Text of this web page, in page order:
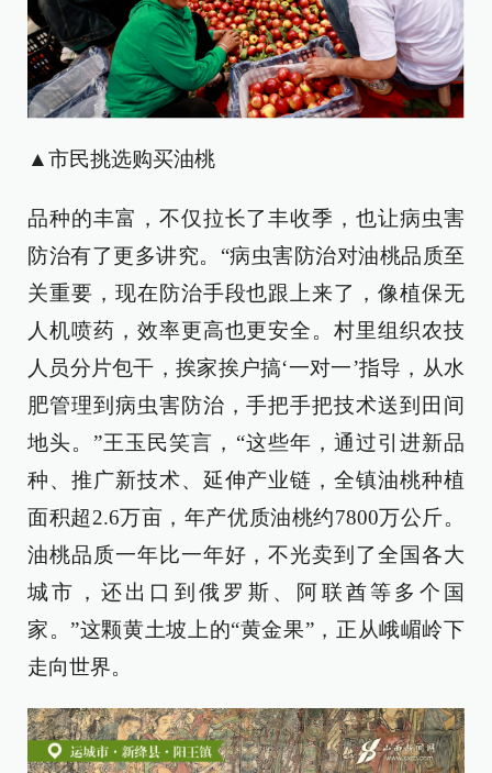
▲市民挑选购买油桃
品种的丰富，不仅拉长了丰收季，也让病虫害
防治有了更多讲究。“病虫害防治对油桃品质至
关重要，现在防治手段也跟上来了，像植保无
人机喷药，效率更高也更安全。村里组织农技
人员分片包干，挨家挨户搞‘一对一’指导，从水
肥管理到病虫害防治，手把手把技术送到田间
地头。”王玉民笑言，“这些年，通过引进新品
种、推广新技术、延伸产业链，全镇油桃种植
面积超2.6万亩，年产优质油桃约7800万公斤。
油桃品质一年比一年好，不光卖到了全国各大
城市，还出口到俄罗斯、阿联酋等多个国
家。”这颗黄土坡上的“黄金果”，正从峨嵋岭下
走向世界。